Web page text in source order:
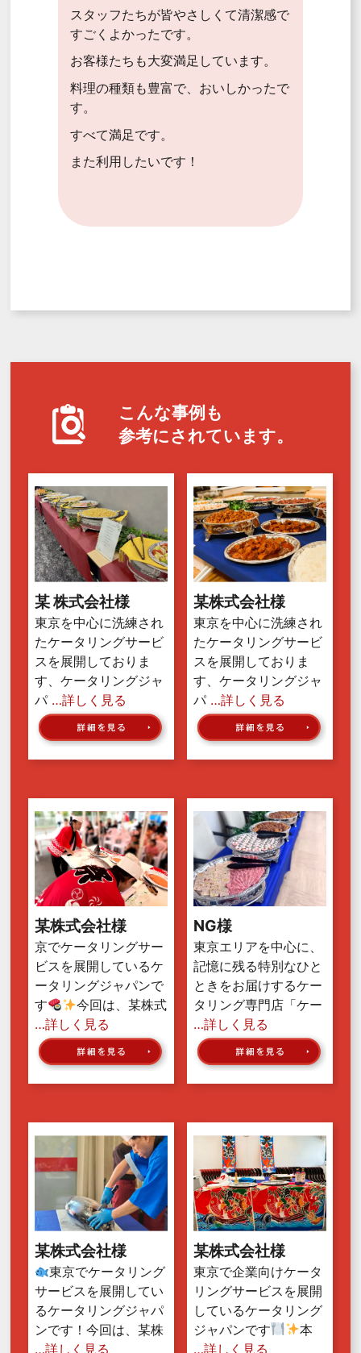
スタッフたちが皆やさしくて清潔感で
すごくよかったです。
お客様たちも大変満足しています。
料理の種類も豊富で、おいしかったで
す。
すべて満足です。
また利用したいです！
こんな事例も
参考にされています。
某 株式会社様
東京を中心に洗練され
たケータリングサービ
スを展開しておりま
す、ケータリングジャ
パ …詳しく見る
某株式会社様
東京を中心に洗練され
たケータリングサービ
スを展開しておりま
す、ケータリングジャ
パ …詳しく見る
某株式会社様
京でケータリングサー
ビスを展開しているケ
ータリングジャパンで
す
今回は、某株式
…詳しく見る
NG様
東京エリアを中心に、
記憶に残る特別なひと
ときをお届けするケー
タリング専門店「ケー
…詳しく見る
某株式会社様
東京でケータリング
サービスを展開してい
るケータリングジャパ
ンです！今回は、某株
…詳しく見る
某株式会社様
東京で企業向けケータ
リングサービスを展開
しているケータリング
ジャパンです
本
…詳しく見る